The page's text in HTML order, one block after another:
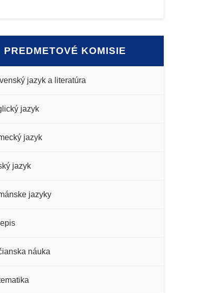
PREDMETOVÉ KOMISIE
jazyk a literatúra
jazyk
jazyk
jazyk
jazyky
náuka